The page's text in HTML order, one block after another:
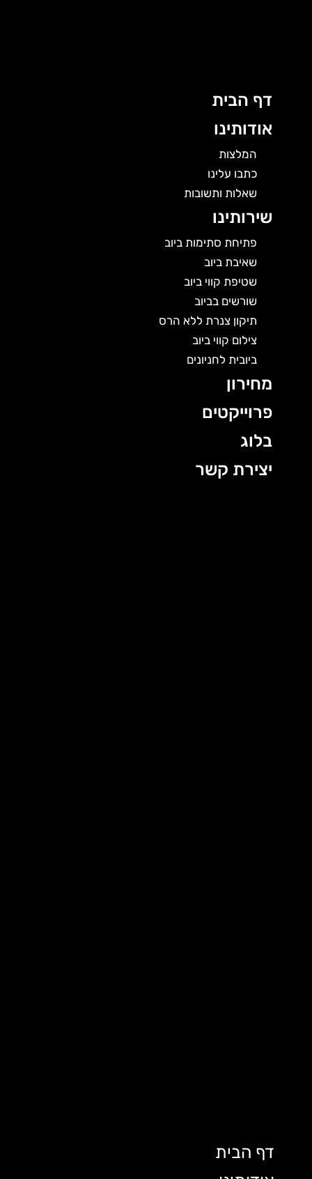
דף הבית
אודותינו
המלצות
כתבו עלינו
שאלות ותשובות
שירותינו
פתיחת סתימות ביוב
שאיבת ביוב
שטיפת קווי ביוב
שורשים בביוב
תיקון צנרת ללא הרס
צילום קווי ביוב
ביובית לחניונים
מחירון
פרוייקטים
בלוג
יצירת קשר
דף הבית